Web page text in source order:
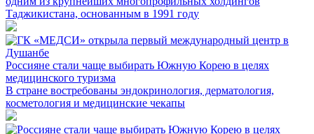
Таджикистана, основанным в 1991 году
Россияне стали чаще выбирать Южную Корею в целях
медицинского туризма
В стране востребованы эндокринология, дерматология,
косметология и медицинские чекапы